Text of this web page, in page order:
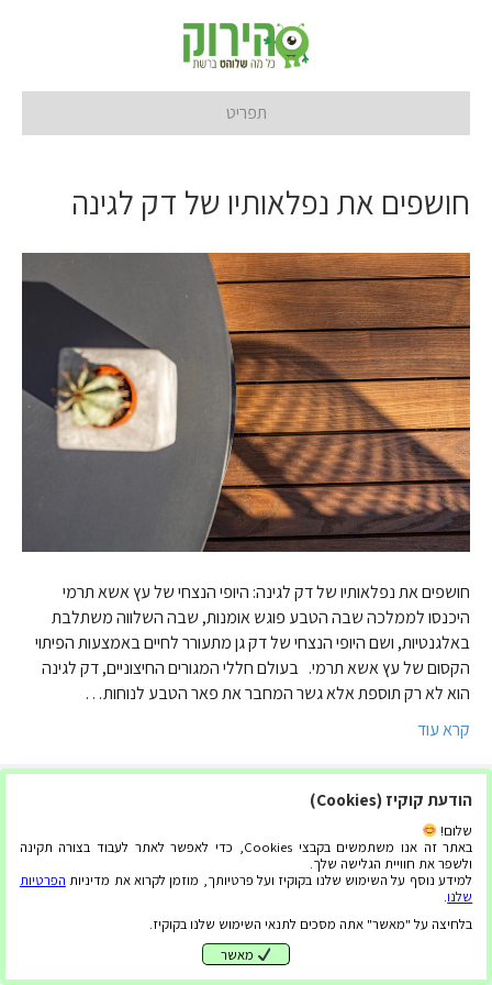
תפריט
חושפים את נפלאותיו של דק לגינה
חושפים את נפלאותיו של דק לגינה: היופי הנצחי של עץ אשא תרמי
היכנסו לממלכה שבה הטבע פוגש אומנות, שבה השלווה משתלבת
באלגנטיות, ושם היופי הנצחי של דק גן מתעורר לחיים באמצעות הפיתוי
הקסום של עץ אשא תרמי. בעולם חללי המגורים החיצוניים, דק לגינה
הוא לא רק תוספת אלא גשר המחבר את פאר הטבע לנוחות…
קרא עוד
הודעת קוקיז (Cookies)
שלום!
באתר זה אנו משתמשים בקבצי Cookies, כדי לאפשר לאתר לעבוד בצורה תקינה
ולשפר את חוויית הגלישה שלך.
למידע נוסף על השימוש שלנו בקוקיז ועל פרטיותך, מוזמן לקרוא את מדיניות הפרטיות
שלנו.
בלחיצה על "מאשר" אתה מסכים לתנאי השימוש שלנו בקוקיז.
מאשר